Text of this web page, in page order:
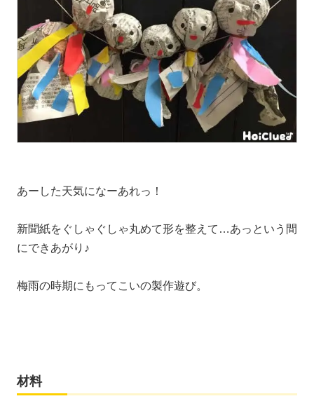
あーした天気になーあれっ！
新聞紙をぐしゃぐしゃ丸めて形を整えて…あっという間
にできあがり♪
梅雨の時期にもってこいの製作遊び。
材料